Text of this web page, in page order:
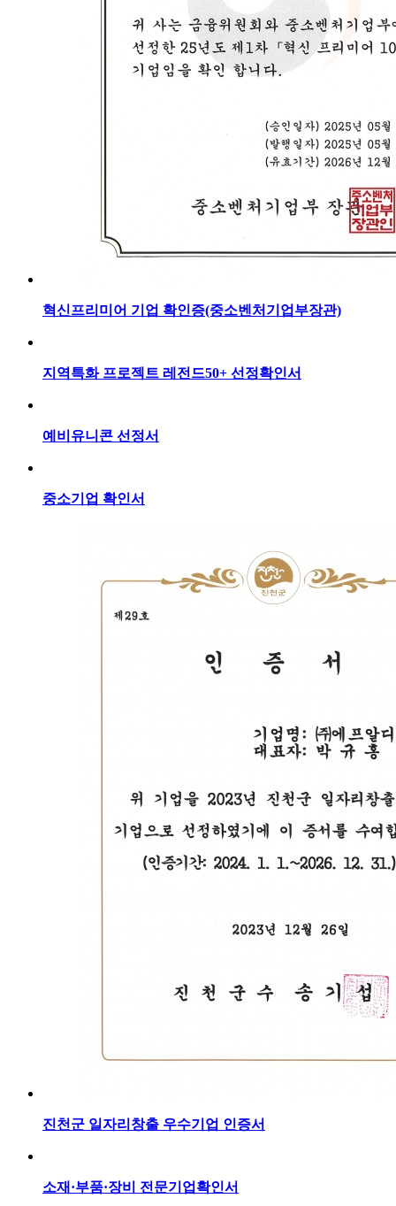
혁신프리미어 기업 확인증(중소벤처기업부장관)
지역특화 프로젝트 레전드50+ 선정확인서
예비유니콘 선정서
중소기업 확인서
진천군 일자리창출 우수기업 인증서
소재·부품·장비 전문기업확인서